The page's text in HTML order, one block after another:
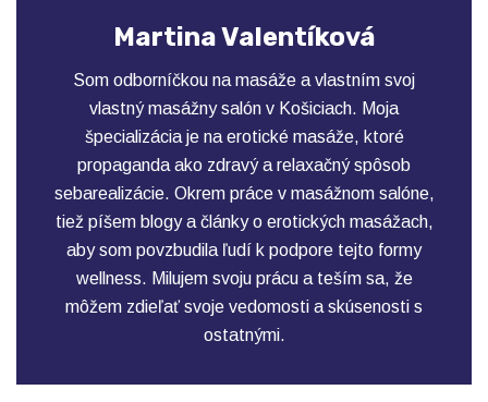
Martina Valentíková
Som odborníčkou na masáže a vlastním svoj
vlastný masážny salón v Košiciach. Moja
špecializácia je na erotické masáže, ktoré
propaganda ako zdravý a relaxačný spôsob
sebarealizácie. Okrem práce v masážnom salóne,
tiež píšem blogy a články o erotických masážach,
aby som povzbudila ľudí k podpore tejto formy
wellness. Milujem svoju prácu a teším sa, že
môžem zdieľať svoje vedomosti a skúsenosti s
ostatnými.